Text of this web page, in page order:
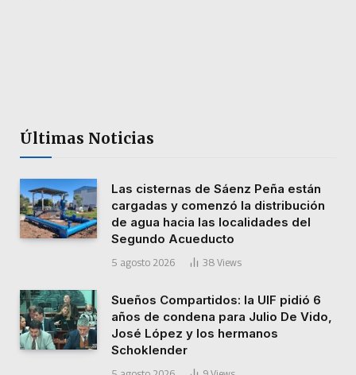
Últimas Noticias
Las cisternas de Sáenz Peña están
cargadas y comenzó la distribución
de agua hacia las localidades del
Segundo Acueducto
5 agosto 2026 38 Views
Sueños Compartidos: la UIF pidió 6
años de condena para Julio De Vido,
José López y los hermanos
Schoklender